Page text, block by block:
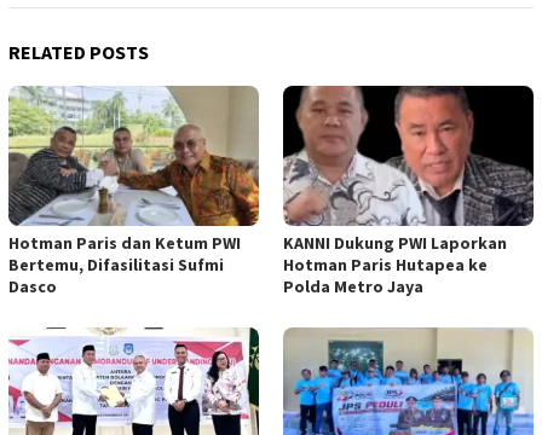
RELATED POSTS
Hotman Paris dan Ketum PWI
Bertemu, Difasilitasi Sufmi
Dasco
KANNI Dukung PWI Laporkan
Hotman Paris Hutapea ke
Polda Metro Jaya